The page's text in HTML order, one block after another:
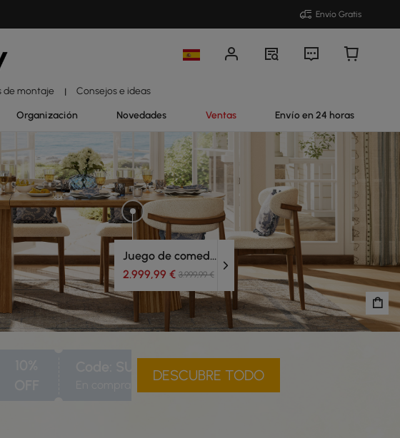
Envío Gratis
de montaje | Consejos e ideas
Organización Novedades Ventas Envío en 24 horas
Juego de comedor
2.999,99 € 3.999,99 €
En compras de 0,00 €
DESCUBRE TODO